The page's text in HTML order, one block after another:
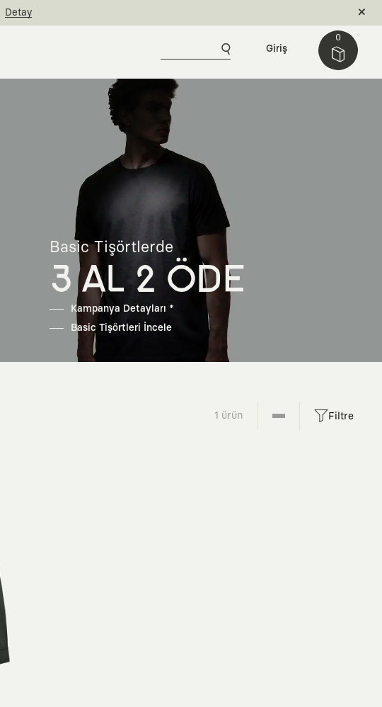
Detay
0
Giriş
Basic Tişörtlerde
3 AL 2 ÖDE
Kampanya Detayları *
Basic Tişörtleri İncele
1 ürün Filtre